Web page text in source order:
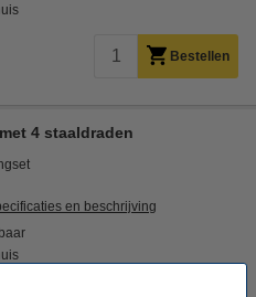
Bestellen
4 staaldraden
en beschrijving